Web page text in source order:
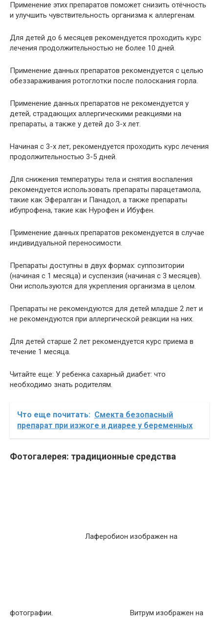
Применение этих препаратов поможет снизить отёчность
и улучшить чувствительность организма к аллергенам.
Для детей до 6 месяцев рекомендуется проходить курс
лечения продолжительностью не более 10 дней.
Применение данных препаратов рекомендуется с целью
обеззараживания ротоглотки после полоскания горла.
Применение данных препаратов не рекомендуется у
детей, страдающих аллергическими реакциями на
препараты, а также у детей до 3-х лет.
Начиная с 3-х лет, рекомендуется проходить курс лечения
продолжительностью 3-5 дней.
Для снижения температуры тела и снятия воспаления
рекомендуется использовать препараты парацетамола,
такие как Эфералган и Панадол, а также препараты
ибупрофена, такие как Нурофен и Ибуфен.
Применение данных препаратов рекомендуется в случае
индивидуальной переносимости.
Препараты доступны в двух формах: суппозитории
(начиная с 1 месяца) и суспензия (начиная с 3 месяцев).
Они используются для укрепления организма в целом.
Препараты не рекомендуются для детей младше 2 лет и
не рекомендуются при аллергической реакции на них.
Для детей старше 2 лет рекомендуется курс приема в
течение 1 месяца.
Читайте еще: У ребенка сахарный диабет: что
необходимо знать родителям.
Что еще почитать: Смекта безопасный
препарат при изжоге и диарее у беременных
Фотогалерея: традиционные средства
Лаферобион изображен на
фотографии. Витрум изображен на